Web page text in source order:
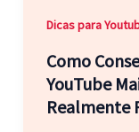
Dicas para
Como
YouTube
Realmente